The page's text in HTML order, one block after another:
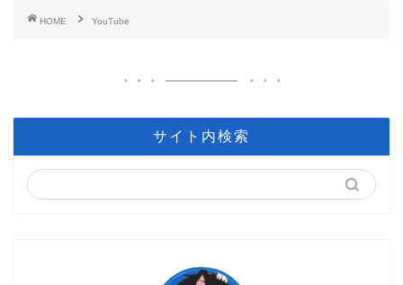
HOME YouTube
サイト内検索